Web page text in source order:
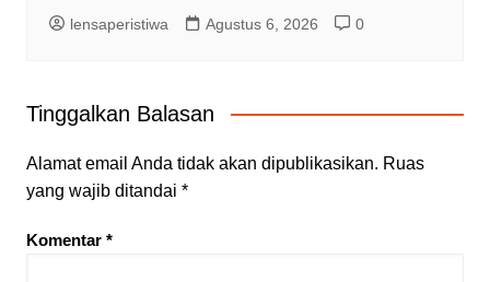
lensaperistiwa Agustus 6, 2026 0
Tinggalkan Balasan
Alamat email Anda tidak akan dipublikasikan. Ruas
yang wajib ditandai *
Komentar *